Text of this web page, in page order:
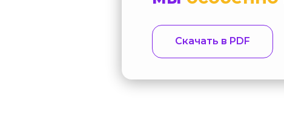
Скачать в PDF